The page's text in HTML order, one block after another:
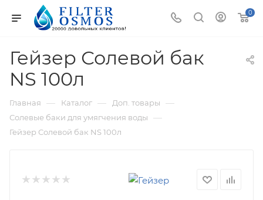
0
Гейзер Солевой бак
NS 100л
Главная — Каталог — Доп. товары —
Солевые баки для умягчения воды —
Гейзер Солевой бак NS 100л